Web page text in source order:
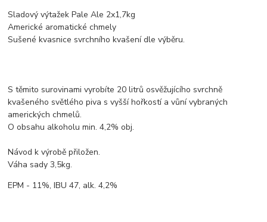
Sladový výtažek Pale Ale 2x1,7kg
Americké aromatické chmely
Sušené kvasnice svrchního kvašení dle výběru.
S těmito surovinami vyrobíte 20 litrů osvěžujícího svrchně
kvašeného světlého piva s vyšší hořkostí a vůní vybraných
amerických chmelů.
O obsahu alkoholu min. 4,2% obj.
Návod k výrobě přiložen.
Váha sady 3,5kg.
EPM - 11%, IBU 47, alk. 4,2%